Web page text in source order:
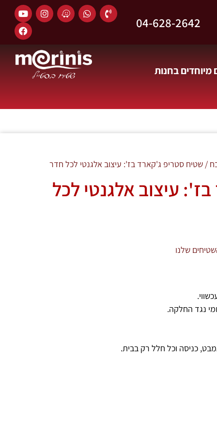
04-628-2642
בחנות
/ שטיח סטריפ ג'קארד בז': עיצוב אלגנטי לכל חדר
עיצוב אלגנטי לכל
שלנו
נגד החלקה.
כניסה וכל חלל רק בבית.